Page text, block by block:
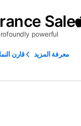
Sale
powerful.
معرفة المزيد قارن